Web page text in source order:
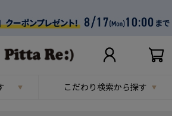
こだわり検索から探す